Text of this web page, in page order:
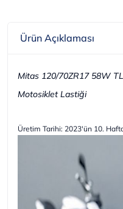
Ürün Açıklaması
Mitas 120/70ZR17 58W
Motosiklet Lastiği
Üretim Tarihi: 2023'ün 10.